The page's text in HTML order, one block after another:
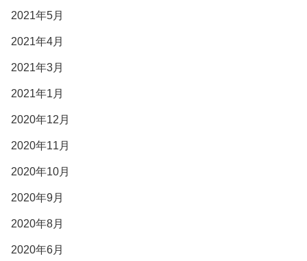
2021年5月
2021年4月
2021年3月
2021年1月
2020年12月
2020年11月
2020年10月
2020年9月
2020年8月
2020年6月